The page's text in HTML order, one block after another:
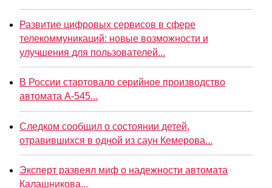
Развитие цифровых сервисов в сфере
телекоммуникаций: новые возможности и
улучшения для пользователей...
В России стартовало серийное производство
автомата А-545...
Следком сообщил о состоянии детей,
отравившихся в одной из саун Кемерова...
Эксперт развеял миф о надежности автомата
Калашникова...